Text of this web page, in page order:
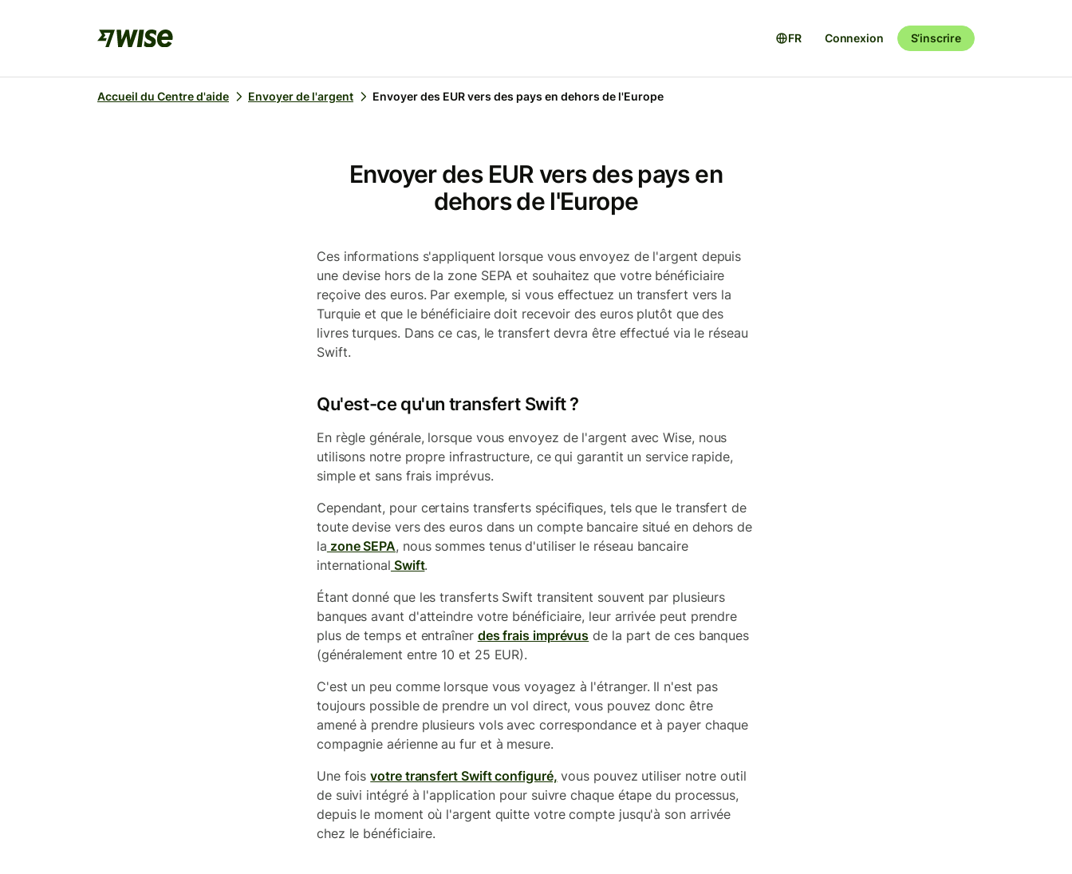
FR Connexion S’inscrire
Accueil du Centre d'aide Envoyer de l'argent Envoyer des EUR vers des pays en dehors de l'Europe
Envoyer des EUR vers des pays en
dehors de l'Europe
Ces informations s'appliquent lorsque vous envoyez de l'argent depuis
une devise hors de la zone SEPA et souhaitez que votre bénéficiaire
reçoive des euros. Par exemple, si vous effectuez un transfert vers la
Turquie et que le bénéficiaire doit recevoir des euros plutôt que des
livres turques. Dans ce cas, le transfert devra être effectué via le réseau
Swift.
Qu'est-ce qu'un transfert Swift ?
En règle générale, lorsque vous envoyez de l'argent avec Wise, nous
utilisons notre propre infrastructure, ce qui garantit un service rapide,
simple et sans frais imprévus.
Cependant, pour certains transferts spécifiques, tels que le transfert de
toute devise vers des euros dans un compte bancaire situé en dehors de
la zone SEPA, nous sommes tenus d'utiliser le réseau bancaire
international Swift.
Étant donné que les transferts Swift transitent souvent par plusieurs
banques avant d'atteindre votre bénéficiaire, leur arrivée peut prendre
plus de temps et entraîner des frais imprévus de la part de ces banques
(généralement entre 10 et 25 EUR).
C'est un peu comme lorsque vous voyagez à l'étranger. Il n'est pas
toujours possible de prendre un vol direct, vous pouvez donc être
amené à prendre plusieurs vols avec correspondance et à payer chaque
compagnie aérienne au fur et à mesure.
Une foisvotre transfert Swift configuré, vous pouvez utiliser notre outil
de suivi intégré à l'application pour suivre chaque étape du processus,
depuis le moment où l'argent quitte votre compte jusqu'à son arrivée
chez le bénéficiaire.